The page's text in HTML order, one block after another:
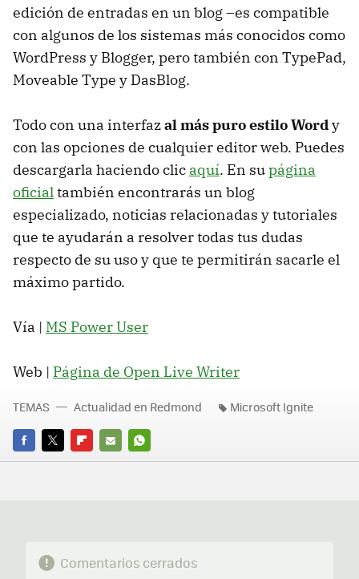
edición de entradas en un blog –es compatible
con algunos de los sistemas más conocidos como
WordPress y Blogger, pero también con TypePad,
Moveable Type y DasBlog.
Todo con una interfazal más puro estilo Wordy
con las opciones de cualquier editor web. Puedes
descargarla haciendo clic aquí. En supágina
oficialtambién encontrarás un blog
especializado, noticias relacionadas y tutoriales
que te ayudarán a resolver todas tus dudas
respecto de su uso y que te permitirán sacarle el
máximo partido.
Vía | MS Power User
Web | Página de Open Live Writer
FACEBOOK
TWITTERFLIPBOARD
E-
WHATSAPP
TEMAS Actualidad en Redmond Microsoft Ignite
Comentarios cerrados